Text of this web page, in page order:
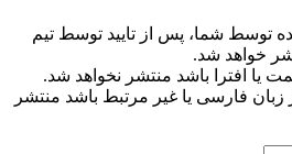
توسط شما، پس از تایید توسط تیم
خواهد شد.
یا افترا باشد منتشر نخواهد شد.
زبان فارسی یا غیر مرتبط باشد منتشر